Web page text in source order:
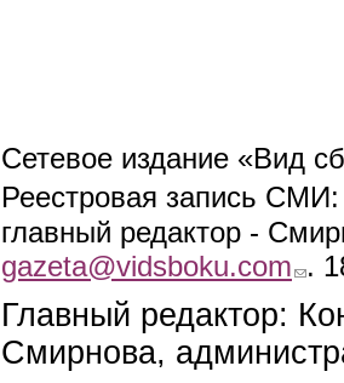
Сетевое издание «Вид
Реестровая запись СМИ:
главный редактор -
gazeta@vidsboku.com (link
.
Главный редактор:
Смирнова,